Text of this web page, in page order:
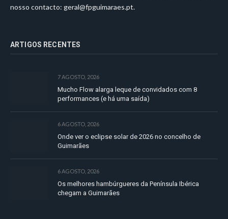
nosso contacto: geral@fpguimaraes.pt.
ARTIGOS RECENTES
7 AGOSTO, 2026
Mucho Flow alarga leque de convidados com 8
performances (e há uma saída)
6 AGOSTO, 2026
Onde ver o eclipse solar de 2026 no concelho de
Guimarães
6 AGOSTO, 2026
Os melhores hambúrgueres da Península Ibérica
chegam a Guimarães